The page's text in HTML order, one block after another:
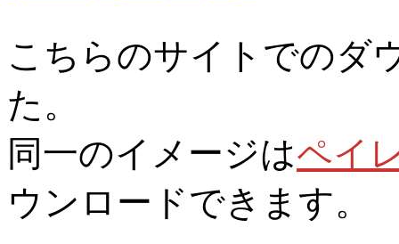
こちらのサイトでのダ
た。
同一のイメージはペイ
ウンロードできます。